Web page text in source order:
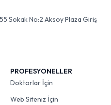
Sokak No:2 Aksoy Plaza Giriş
PROFESYONELLER
Doktorlar İçin
Web Siteniz İçin